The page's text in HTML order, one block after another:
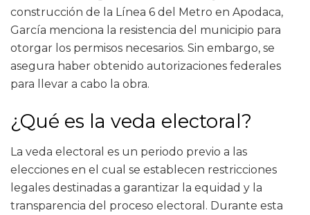
construcción de la Línea 6 del Metro en Apodaca,
García menciona la resistencia del municipio para
otorgar los permisos necesarios. Sin embargo, se
asegura haber obtenido autorizaciones federales
para llevar a cabo la obra.
¿Qué es la veda electoral?
La veda electoral es un periodo previo a las
elecciones en el cual se establecen restricciones
legales destinadas a garantizar la equidad y la
transparencia del proceso electoral. Durante esta